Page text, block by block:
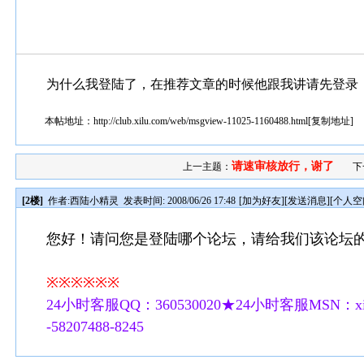
为什么我登陆了，在推荐文章的时候他跟我讲请先登录
本帖地址：http://club.xilu.com/web/msgview-11025-1160488.html[复制地址]
上一主题： 请速审核放行，谢了
[2楼] 作者:西陆小精灵 发表时间: 2008/06/26 17:48 [加为好友][发送消息][个人
您好！请问您是登陆哪个论坛，请给我们该论坛
※※※※※※
24小时客服QQ：360530020★24小时客服MSN
-58207488-8245